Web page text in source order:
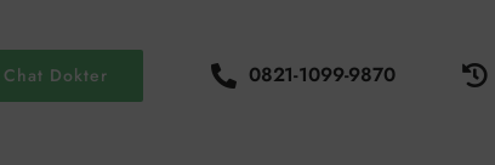
Chat Dokter 0821-1099-9870